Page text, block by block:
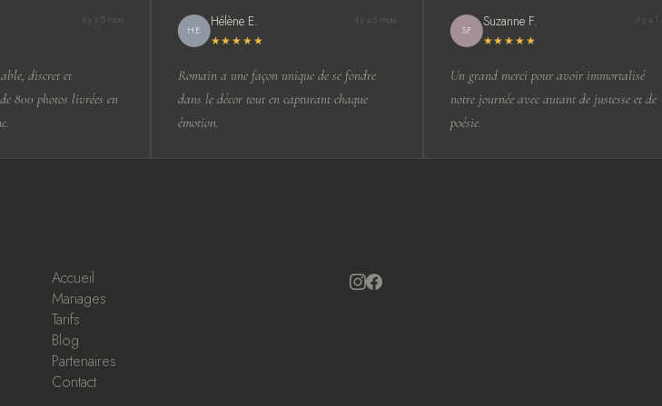
il y a 5 mois
discret et
800 photos livrées en
HE
Hélène E.
★★★★★
il y a 8 mois
Romain a une façon unique de se fondre
dans le décor tout en capturant chaque
émotion.
SF
Suzanne F.
★★★★★
il y a 1
Un grand merci pour avoir immortalisé
notre journée avec autant de justesse et de
poésie.
Accueil
Mariages
Tarifs
Blog
Partenaires
Contact